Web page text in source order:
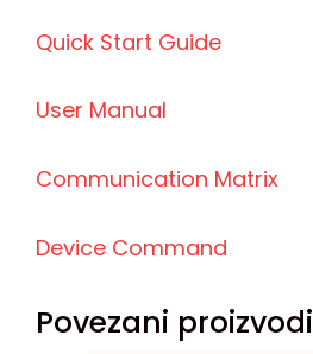
Quick Start Guide
User Manual
Communication Matrix
Device Command
Povezani proizvodi